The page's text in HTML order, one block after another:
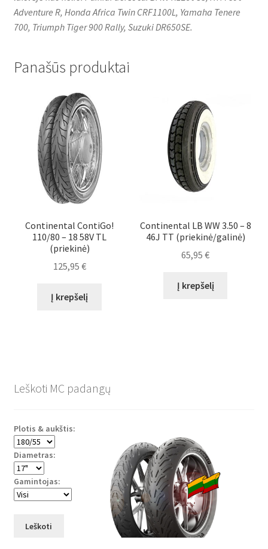
Adventure R, Honda Africa Twin CRF1100L, Yamaha Tenere
700, Triumph Tiger 900 Rally, Suzuki DR650SE.
Panašūs produktai
Continental ContiGo!
110/80 – 18 58V TL
(priekinė)
125,95 €
Į krepšelį
Continental LB WW 3.50 – 8
46J TT (priekinė/galinė)
65,95€
Į krepšelį
Leškoti MC padangų
Plotis & aukštis:
Diametras:
Gamintojas:
Leškoti